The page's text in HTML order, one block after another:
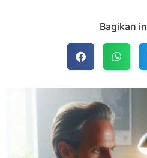
Bagikan